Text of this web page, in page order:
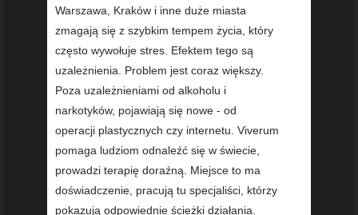
Warszawa, Kraków i inne duże miasta
zmagają się z szybkim tempem życia, który
często wywołuje stres. Efektem tego są
uzależnienia. Problem jest coraz większy.
Poza uzależnieniami od alkoholu i
narkotyków, pojawiają się nowe - od
operacji plastycznych czy internetu. Viverum
pomaga ludziom odnaleźć się w świecie,
prowadzi terapię doraźną. Miejsce to ma
doświadczenie, pracują tu specjaliści, którzy
pokazują odpowiednie ścieżki działania.